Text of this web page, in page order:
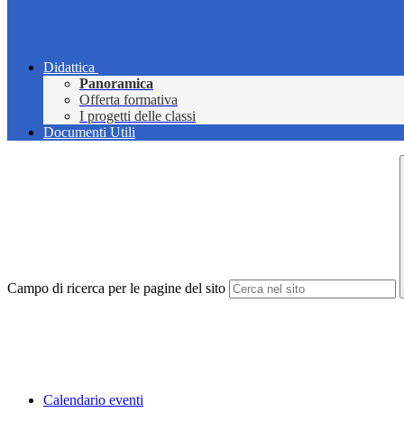
Didattica
Panoramica
Offerta formativa
I progetti delle classi
Documenti Utili
Campo di ricerca per le pagine del sito
Calendario eventi